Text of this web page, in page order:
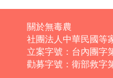
關於無毒農
社團法人中華民國等
立案字號：台內團字
勸募字號：衛部救字